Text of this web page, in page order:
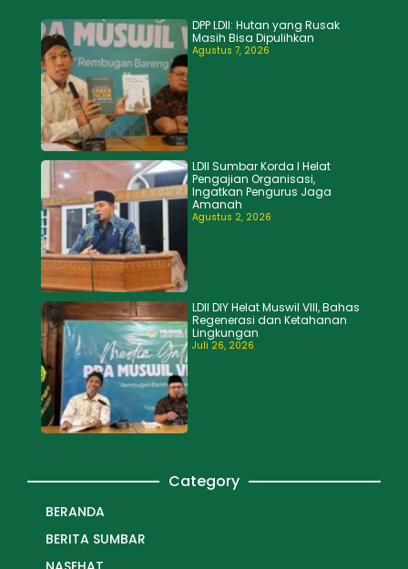
DPP LDII: Hutan yang Rusak
Masih Bisa Dipulihkan
Agustus 7, 2026
LDII Sumbar Korda I Helat
Pengajian Organisasi,
Ingatkan Pengurus Jaga
Amanah
Agustus 2, 2026
LDII DIY Helat Muswil VIII, Bahas
Regenerasi dan Ketahanan
Lingkungan
Juli 26, 2026
Category
BERANDA
BERITA SUMBAR